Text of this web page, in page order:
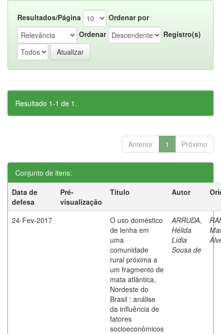
Resultados/Página
Ordenar por
Ordenar
Registro(s)
Resultado 1-1 de 1.
Anterior 1 Próximo
Conjunto de itens:
Data de
defesa
Pré-
visualização
Título Autor
24-Fev-2017
O uso doméstico
de lenha em
uma
comunidade
rural próxima a
um fragmento de
mata atlântica,
Nordeste do
Brasil : análise
da influência de
fatores
socioeconômicos
ARRUDA,
Hélida
Lídia
Sousa de